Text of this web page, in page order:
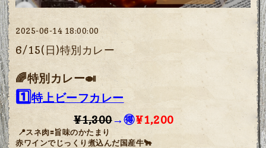
2025-06-14 18:00:00
6/15(日)特別カレー
🌈特別カレー🍛
1️⃣特上ビーフカレー
¥1,300→🉐¥1,200
📍スネ肉🟰旨味のかたまり
赤ワインでじっくり煮込んだ国産牛🐂